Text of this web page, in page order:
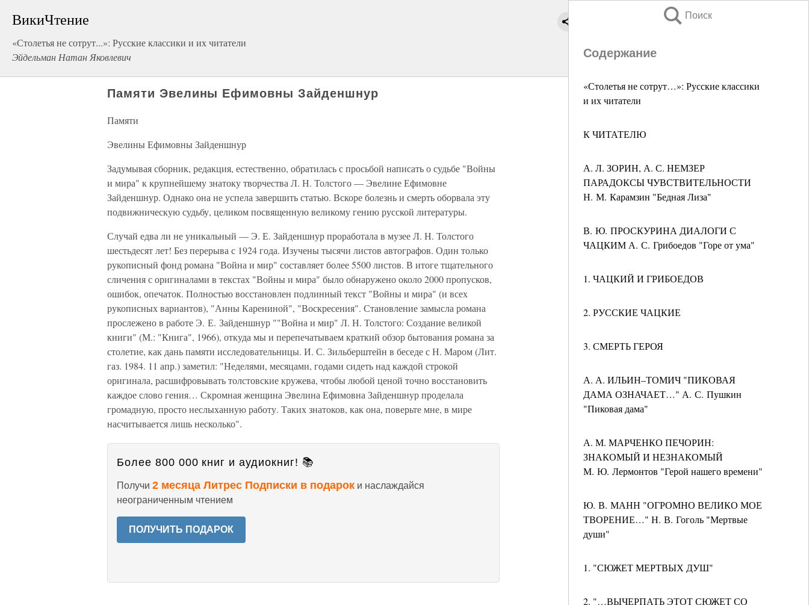
ВикиЧтение
«Столетья не сотрут...»: Русские классики и их читатели
Эйдельман Натан Яковлевич
Поиск
Содержание
«Столетья не сотрут…»: Русские классики
и их читатели
К ЧИТАТЕЛЮ
А. Л. ЗОРИН, А. С. НЕМЗЕР
ПАРАДОКСЫ ЧУВСТВИТЕЛЬНОСТИ
Н. М. Карамзин "Бедная Лиза"
В. Ю. ПРОСКУРИНА ДИАЛОГИ С
ЧАЦКИМ А. С. Грибоедов "Горе от ума"
1. ЧАЦКИЙ И ГРИБОЕДОВ
2. РУССКИЕ ЧАЦКИЕ
3. СМЕРТЬ ГЕРОЯ
А. А. ИЛЬИН–ТОМИЧ "ПИКОВАЯ
ДАМА ОЗНАЧАЕТ…" А. С. Пушкин
"Пиковая дама"
А. М. МАРЧЕНКО ПЕЧОРИН:
ЗНАКОМЫЙ И НЕЗНАКОМЫЙ
М. Ю. Лермонтов "Герой нашего времени"
Ю. В. МАНН "ОГРОМНО ВЕЛИКО МОЕ
ТВОРЕНИЕ…" Н. В. Гоголь "Мертвые
души"
1. "СЮЖЕТ МЕРТВЫХ ДУШ"
2. "…ВЫЧЕРПАТЬ ЭТОТ СЮЖЕТ СО
Памяти Эвелины Ефимовны Зайденшнур
Памяти
Эвелины Ефимовны Зайденшнур
Задумывая сборник, редакция, естественно, обратилась с просьбой написать о судьбе "Войны
и мира" к крупнейшему знатоку творчества Л. Н. Толстого — Эвелине Ефимовне
Зайденшнур. Однако она не успела завершить статью. Вскоре болезнь и смерть оборвала эту
подвижническую судьбу, целиком посвященную великому гению русской литературы.
Случай едва ли не уникальный — Э. Е. Зайденшнур проработала в музее Л. Н. Толстого
шестьдесят лет! Без перерыва с 1924 года. Изучены тысячи листов автографов. Один только
рукописный фонд романа "Война и мир" составляет более 5500 листов. В итоге тщательного
сличения с оригиналами в текстах "Войны и мира" было обнаружено около 2000 пропусков,
ошибок, опечаток. Полностью восстановлен подлинный текст "Войны и мира" (и всех
рукописных вариантов), "Анны Карениной", "Воскресения". Становление замысла романа
прослежено в работе Э. Е. Зайденшнур ""Война и мир" Л. Н. Толстого: Создание великой
книги" (М.: "Книга", 1966), откуда мы и перепечатываем краткий обзор бытования романа за
столетие, как дань памяти исследовательницы. И. С. Зильберштейн в беседе с Н. Маром (Лит.
газ. 1984. 11 апр.) заметил: "Неделями, месяцами, годами сидеть над каждой строкой
оригинала, расшифровывать толстовские кружева, чтобы любой ценой точно восстановить
каждое слово гения… Скромная женщина Эвелина Ефимовна Зайденшнур проделала
громадную, просто неслыханную работу. Таких знатоков, как она, поверьте мне, в мире
насчитывается лишь несколько".
Более 800 000 книг и аудиокниг! 📚
Получи 2 месяца Литрес Подписки в подарок и наслаждайся
неограниченным чтением
ПОЛУЧИТЬ ПОДАРОК